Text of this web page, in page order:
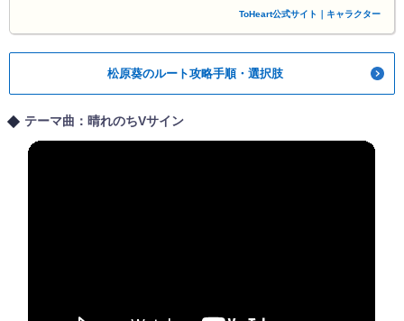
ToHeart公式サイト｜キャラクター
松原葵のルート攻略手順・選択肢
テーマ曲：晴れのちVサイン